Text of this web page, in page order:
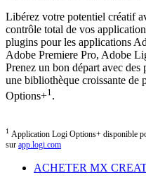
Libérez votre potentiel créatif
contrôle total de vos
plugins pour les applications
Adobe Premiere Pro, Adobe
Prenez un bon départ avec
une bibliothèque croissante
Options+1.
1 Application Logi Options+ disponible
sur app.logi.com
ACHETER MX